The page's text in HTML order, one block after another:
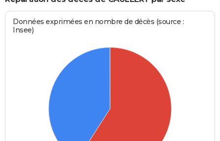
Données exprimées en nombre de décès (source :
Insee)